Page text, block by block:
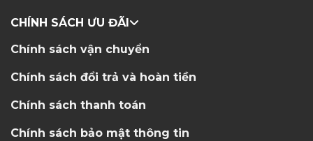
CHÍNH SÁCH ƯU ĐÃI
Chính sách vận chuyển
Chính sách đổi trả và hoàn tiền
Chính sách thanh toán
Chính sách bảo mật thông tin